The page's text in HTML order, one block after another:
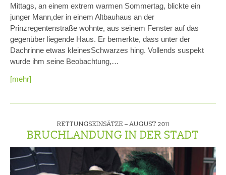
Mittags, an einem extrem warmen Sommertag, blickte ein
junger Mann,der in einem Altbauhaus an der
Prinzregentenstraße wohnte, aus seinem Fenster auf das
gegenüber liegende Haus. Er bemerkte, dass unter der
Dachrinne etwas kleinesSchwarzes hing. Vollends suspekt
wurde ihm seine Beobachtung,…
[mehr]
RETTUNGSEINSÄTZE –AUGUST 2011
BRUCHLANDUNG IN DER STADT